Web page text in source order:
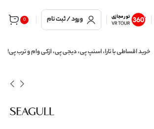
ورود / ثبت نام 0
خرید اقساطی با تارا، اسنپ پی، دیجی پی، ازکی وام و ترب پی!